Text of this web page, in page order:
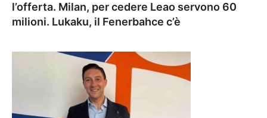
l’offerta. Milan, per cedere Leao servono 60
milioni. Lukaku, il Fenerbahce c’è